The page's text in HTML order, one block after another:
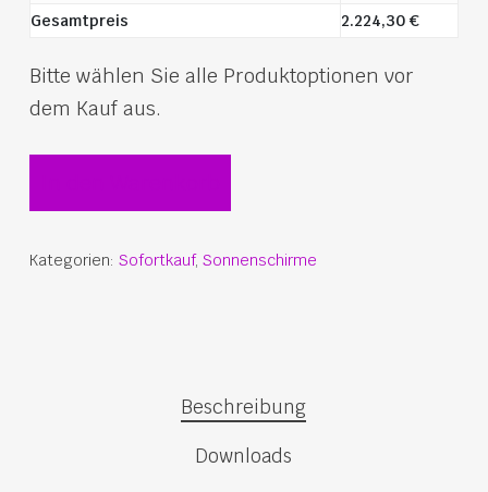
Betonfundamente.
Die Sonderlösung für gepflasterte Böden oder
andere Sonderfälle bei denen zwischen
Sand oder Luft überbrückt werden muss.
Gesamtpreis
2.224,30€
Bitte wählen Sie alle Produktoptionen vor
dem Kauf aus.
Kategorien: Sofortkauf, Sonnenschirme
Beschreibung
Downloads